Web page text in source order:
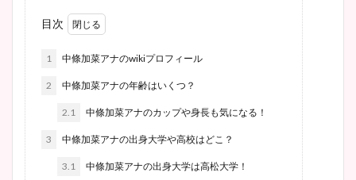
目次
1 中條加菜アナのwikiプロフィール
2 中條加菜アナの年齢はいくつ？
2.1 中條加菜アナのカップや身長も気になる！
3 中條加菜アナの出身大学や高校はどこ？
3.1 中條加菜アナの出身大学は高松大学！